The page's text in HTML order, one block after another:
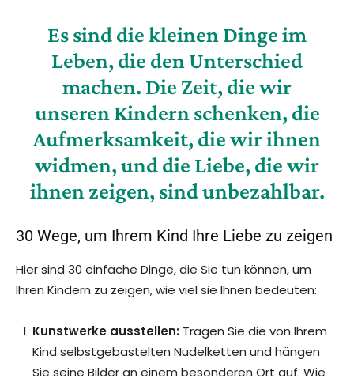
Es sind die kleinen Dinge im
Leben, die den Unterschied
machen. Die Zeit, die wir
unseren Kindern schenken, die
Aufmerksamkeit, die wir ihnen
widmen, und die Liebe, die wir
ihnen zeigen, sind unbezahlbar.
30 Wege, um Ihrem Kind Ihre Liebe zu zeigen
Hier sind 30 einfache Dinge, die Sie tun können, um
Ihren Kindern zu zeigen, wie viel sie Ihnen bedeuten:
Kunstwerke ausstellen: Tragen Sie die von Ihrem
Kind selbstgebastelten Nudelketten und hängen
Sie seine Bilder an einem besonderen Ort auf. Wie